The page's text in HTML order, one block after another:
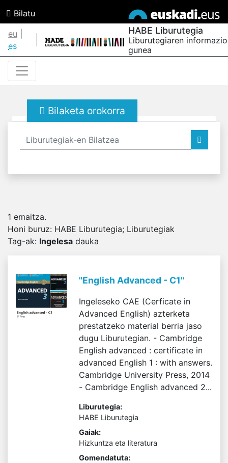
Bilatu
eu
es
HABE Liburutegia
Liburutegiaren informazio
gunea
Bilaketa orokorra
1 emaitza.
Honi buruz: HABE Liburutegia; Liburutegiak
Tag-ak: Ingelesa dauka
"English Advanced - C1"
Ingeleseko CAE (Cerficate in
Advanced English) azterketa
prestatzeko material berria jaso
dugu Liburutegian. - Cambridge
English advanced : certificate in
advanced English 1 : with answers.
Cambridge University Press, 2014
- Cambridge English advanced 2...
Liburutegia:
HABE Liburutegia
Gaiak:
Hizkuntza eta literatura
Gomendatuta: